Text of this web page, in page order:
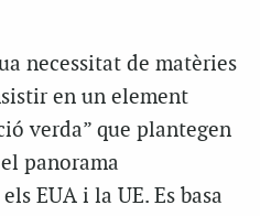
necessitat de matèries
en un element
verda” que plantegen
panorama
EUA i la UE. Es basa